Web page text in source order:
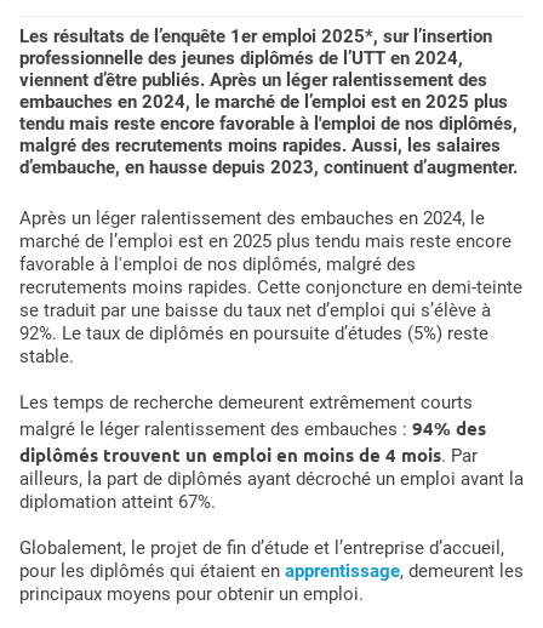
Les résultats de l’enquête 1er emploi 2025*, sur l’insertion
professionnelle des jeunes diplômés de l’UTT en 2024,
viennent d’être publiés. Après un léger ralentissement des
embauches en 2024, le marché de l’emploi est en 2025 plus
tendu mais reste encore favorable à l'emploi de nos diplômés,
malgré des recrutements moins rapides. Aussi, les salaires
d’embauche, en hausse depuis 2023, continuent d’augmenter.
Après un léger ralentissement des embauches en 2024, le
marché de l’emploi est en 2025 plus tendu mais reste encore
favorable à l'emploi de nos diplômés, malgré des
recrutements moins rapides. Cette conjoncture en demi-teinte
se traduit par une baisse du taux net d’emploi qui s’élève à
92%. Le taux de diplômés en poursuite d’études (5%) reste
stable.
Les temps de recherche demeurent extrêmement courts
malgré le léger ralentissement des embauches : 94% des
diplômés trouvent un emploi en moins de 4 mois. Par
ailleurs, la part de diplômés ayant décroché un emploi avant la
diplomation atteint 67%.
Globalement, le projet de fin d’étude et l’entreprise d’accueil,
pour les diplômés qui étaient en apprentissage, demeurent les
principaux moyens pour obtenir un emploi.